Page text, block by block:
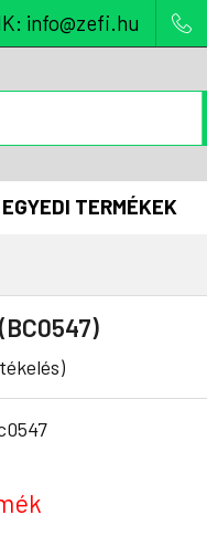
info@zefi.hu
TERMÉKEK